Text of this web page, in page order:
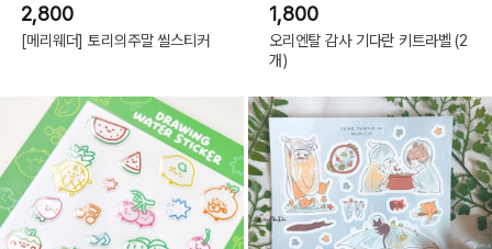
2,800
[메리웨더] 토리의주말 씰스티커
1,800
오리엔탈 감사 기다란 키트라벨 (2
개)